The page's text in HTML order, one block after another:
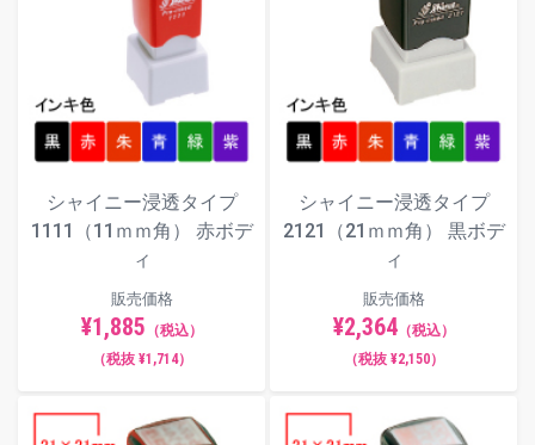
シャイニー浸透タイプ
1111（11ｍｍ角） 赤ボデ
ィ
販売価格
¥1,885 （税込）
（税抜 ¥1,714）
シャイニー浸透タイプ
2121（21ｍｍ角） 黒ボデ
ィ
販売価格
¥2,364（税込）
（税抜 ¥2,150）